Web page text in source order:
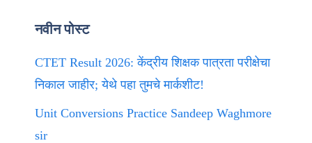
नवीन पोस्ट
CTET Result 2026: केंद्रीय शिक्षक पात्रता परीक्षेचा
निकाल जाहीर; येथे पहा तुमचे मार्कशीट!
Unit Conversions Practice Sandeep Waghmore
sir